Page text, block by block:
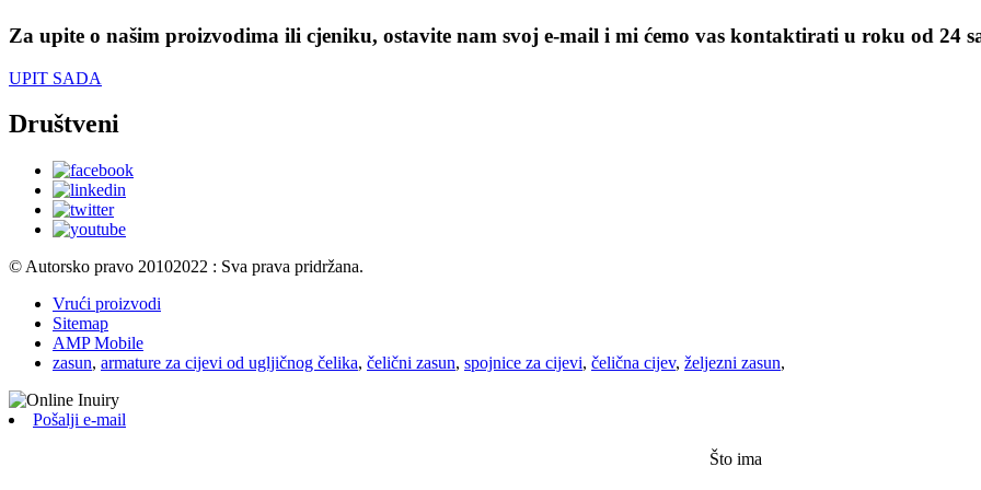
Za upite o našim proizvodima ili cjeniku, ostavite nam svoj e-mail i mi ćemo vas kontaktirati u roku od 24
UPIT SADA
Društveni
© Autorsko pravo 20102022 : Sva prava pridržana.
Vrući proizvodi
Sitemap
AMP Mobile
zasun, armature za cijevi od ugljičnog čelika, čelični zasun, spojnice za cijevi, čelična cijev, željezni zasun,
Pošalji e-mail
Što ima